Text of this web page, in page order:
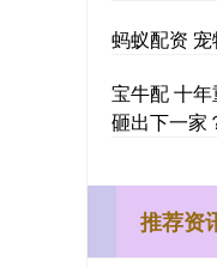
蚂蚁配资
宝牛配 十年
砸出下一家
推荐资